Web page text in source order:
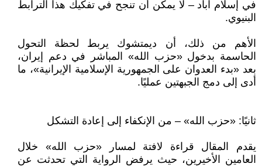
في إسلام آباد – لا يمكن أن تنجح في تفكيك هذا الترابط
البنيوي.
الأهم من ذلك، أن ديمتشوك يربط لحظة التحول
الحاسمة بدخول «حزب الله» المباشر في دعم إيران،
بعد «بدء العدوان على الجمهورية الإسلامية الإيرانية»، ما
أدى إلى دمج الجبهتين عمليًا.
ثانيًا: «حزب الله» – من الإنكفاء إلى إعادة التشكل
يقدم المقال قراءة لافتة لمسار «حزب الله» خلال
العامين الأخيرين، حيث يرفض الرواية التي تحدثت عن